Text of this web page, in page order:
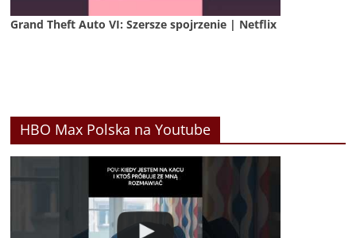
Grand Theft Auto VI: Szersze spojrzenie | Netflix
HBO Max Polska na Youtube